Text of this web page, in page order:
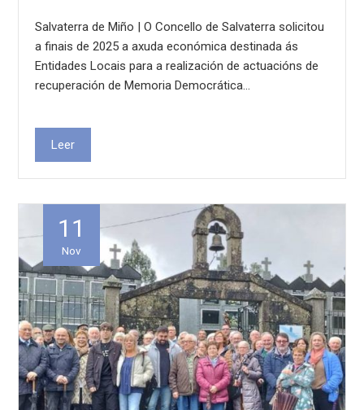
Salvaterra de Miño | O Concello de Salvaterra solicitou
a finais de 2025 a axuda económica destinada ás
Entidades Locais para a realización de actuacións de
recuperación de Memoria Democrática…
Leer
11
Nov